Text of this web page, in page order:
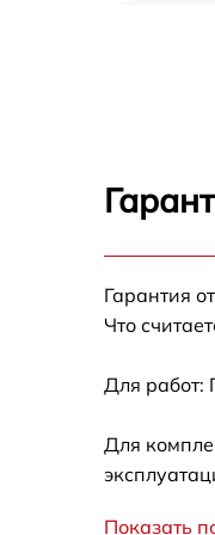
Ip4200
Гарантия
Что
Для работ:
Для
Показать